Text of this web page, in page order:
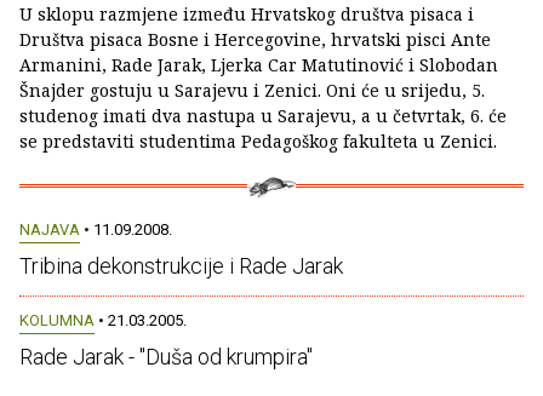
U sklopu razmjene između Hrvatskog društva pisaca i
Društva pisaca Bosne i Hercegovine, hrvatski pisci Ante
Armanini, Rade Jarak, Ljerka Car Matutinović i Slobodan
Šnajder gostuju u Sarajevu i Zenici. Oni će u srijedu, 5.
studenog imati dva nastupa u Sarajevu, a u četvrtak, 6. će
se predstaviti studentima Pedagoškog fakulteta u Zenici.
NAJAVA • 11.09.2008.
Tribina dekonstrukcije i Rade Jarak
KOLUMNA • 21.03.2005.
Rade Jarak - "Duša od krumpira"